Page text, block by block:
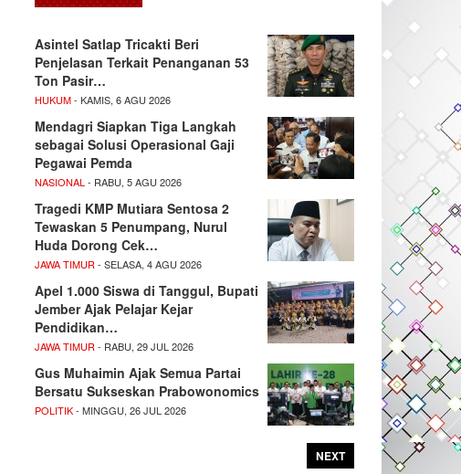
Asintel Satlap Tricakti Beri
Penjelasan Terkait Penanganan 53
Ton Pasir…
HUKUM- KAMIS, 6 AGU 2026
Mendagri Siapkan Tiga Langkah
sebagai Solusi Operasional Gaji
Pegawai Pemda
NASIONAL - RABU, 5 AGU 2026
Tragedi KMP Mutiara Sentosa 2
Tewaskan 5 Penumpang, Nurul
Huda Dorong Cek…
JAWA TIMUR - SELASA, 4 AGU 2026
Apel 1.000 Siswa di Tanggul, Bupati
Jember Ajak Pelajar Kejar
Pendidikan…
JAWA TIMUR - RABU, 29 JUL 2026
Gus Muhaimin Ajak Semua Partai
Bersatu Sukseskan Prabowonomics
POLITIK- MINGGU, 26 JUL 2026
NEXT